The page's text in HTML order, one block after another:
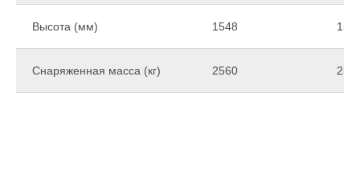
Высота (мм) 1548
Снаряженная масса (кг) 2560